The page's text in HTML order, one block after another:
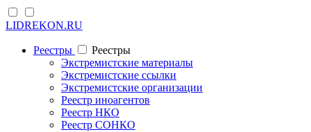
LIDREKON.RU
Реестры
Реестры
Экстремистские материалы
Экстремистские ссылки
Экстремистские организации
Реестр иноагентов
Реестр НКО
Реестр СОНКО